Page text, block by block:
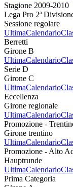
Stagione 2009-2010
Lega Pro 2ª
Sessione regolare
UltimaCalendario
Berretti
Girone B
UltimaCalendario
Serie D
Girone C
UltimaCalendario
Eccellenza
Girone regionale
UltimaCalendario
Promozione -
Girone trentino
UltimaCalendario
Promozione - Alto
Hauptrunde
UltimaCalendario
Prima Categoria